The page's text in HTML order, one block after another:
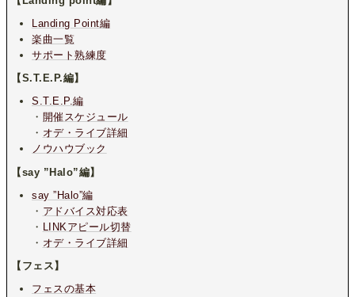
Landing Point編
楽曲一覧
サポート熟練度
【S.T.E.P.編】
S.T.E.P.編
・ 開催スケジュール
・ オデ・ライブ詳細
ノウハウブック
【say ”Halo”編】
say ”Halo”編
・ アドバイス対応表
・ LINKアピール切替
・ オデ・ライブ詳細
【フェス】
フェスの基本